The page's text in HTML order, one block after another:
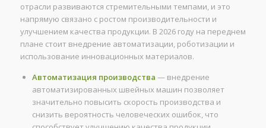
отрасли развиваются стремительными темпами, и это
напрямую связано с ростом производительности и
улучшением качества продукции. В 2026 году на переднем
плане стоит внедрение автоматизации, роботизации и
использование инновационных материалов.
Автоматизация производства — внедрение
автоматизированных швейных машин позволяет
значительно повысить скорость производства и
снизить вероятность человеческих ошибок, что